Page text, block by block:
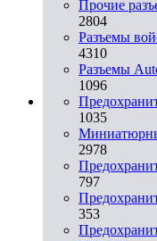
Прочие
2804
Разъемы
4310
Разъeмы
1096
1035
2978
797
353